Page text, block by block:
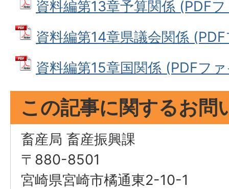
資料編第13章予算関係 (PDF
資料編第14章県議会関係
資料編第15章国関係 (PDFフ
この記事に関するお問
畜産局 畜産振興課
〒880-8501
宮崎県宮崎市橘通東2-10-1